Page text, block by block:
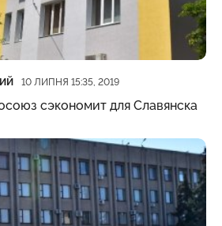
10 ЛИПНЯ 15:35, 2019
сэкономит для Славянска